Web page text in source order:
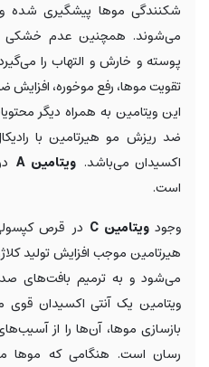
شکنندگی موها پیشگیری شده و
می‌شوند. همچنین عدم خشکی
پوسته و خارش و التهاب را
تقویت موها، رفع موخوره،
این ویتامین به همراه دیگر
ضد ریزش مو هیرتامین با
اکسیدان می‌باشد.ویتامین A
است.
وجودویتامین C
در قرص
هیرتامین موجب افزایش تولید
می‌شود و به ترمیم بافت‌های
ویتامین یک آنتی اکسیدان
بازسازی موها، آن‌ها را از
رسان است. هنگامی که موها